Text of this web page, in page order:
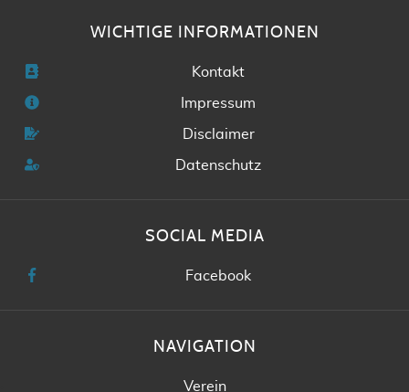
WICHTIGE INFORMATIONEN
Kontakt
Impressum
Disclaimer
Datenschutz
SOCIAL MEDIA
Facebook
NAVIGATION
Verein